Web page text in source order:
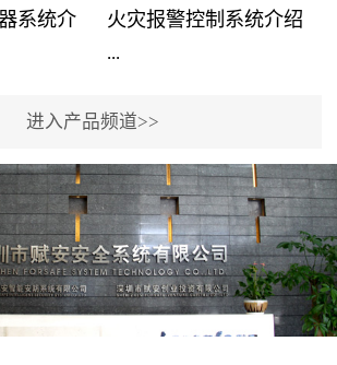
系统介
火灾探
要求。
大型影
心、体
隧道空
殊、
火灾报警控制系统介绍
...
用了具有仲裁机制和冗余
校验的总线传输技术、线
路状态检测与保护技术、
后向光电感烟探测技术、
高可靠的系统抗干扰技术
等多项专利技术和专有技
进入产品频道>>